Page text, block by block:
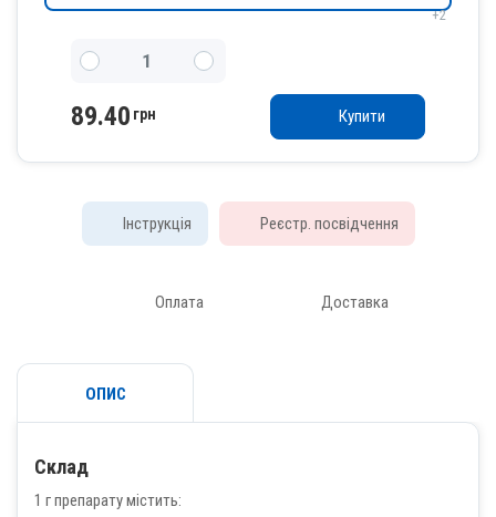
+2
89.40 грн Купити
Інструкція Реєстр. посвідчення
Оплата Доставка
ОПИС
Склад
1 г препарату містить: